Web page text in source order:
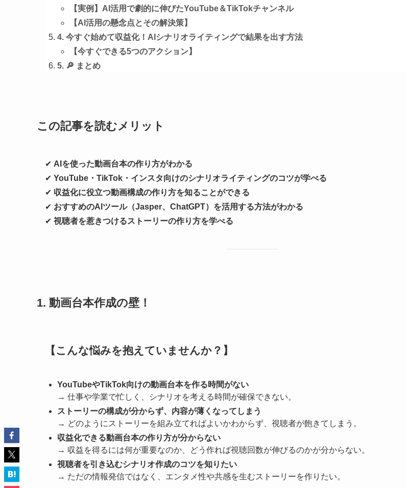
【実例】AI活用で劇的に伸びたYouTube＆TikTokチャンネル
【AI活用の懸念点とその解決策】
4. 今すぐ始めて収益化！AIシナリオライティングで結果を出す方法
【今すぐできる5つのアクション】
5. 🔎 まとめ
この記事を読むメリット
✔ AIを使った動画台本の作り方がわかる
✔ YouTube・TikTok・インスタ向けのシナリオライティングのコツが学べる
✔ 収益化に役立つ動画構成の作り方を知ることができる
✔ おすすめのAIツール（Jasper、ChatGPT）を活用する方法がわかる
✔ 視聴者を惹きつけるストーリーの作り方を学べる
1. 動画台本作成の壁！
【こんな悩みを抱えていませんか？】
YouTubeやTikTok向けの動画台本を作る時間がない
→ 仕事や学業で忙しく、シナリオを考える時間が確保できない。
ストーリーの構成が分からず、内容が薄くなってしまう
→ どのようにストーリーを組み立てればよいかわからず、視聴者が飽きてしまう。
収益化できる動画台本の作り方が分からない
→ 収益を得るには何が重要なのか、どう作れば視聴回数が伸びるのかが分からない。
視聴者を引き込むシナリオ作成のコツを知りたい
→ ただの情報発信ではなく、エンタメ性や共感を生むストーリーを作りたい。